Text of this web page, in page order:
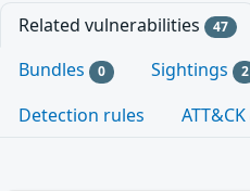
Related vulnerabilities 47
Bundles 0 Sightings 2
Detection rules
ATT&CK